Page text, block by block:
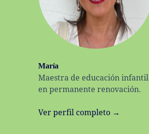
María
Maestra de educación infantil
en permanente renovación.
Ver perfil completo →